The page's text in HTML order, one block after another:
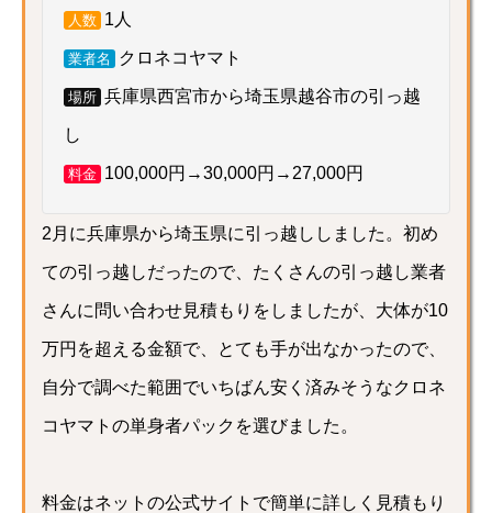
人数 1人
業者名 クロネコヤマト
場所 兵庫県西宮市から埼玉県越谷市の引っ越
し
料金 100,000円→30,000円→27,000円
2月に兵庫県から埼玉県に引っ越ししました。初め
ての引っ越しだったので、たくさんの引っ越し業者
さんに問い合わせ見積もりをしましたが、大体が10
万円を超える金額で、とても手が出なかったので、
自分で調べた範囲でいちばん安く済みそうなクロネ
コヤマトの単身者パックを選びました。
料金はネットの公式サイトで簡単に詳しく見積もり